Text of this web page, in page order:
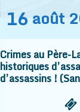
16 août
Crimes au Père-
historiques
d’assassins !